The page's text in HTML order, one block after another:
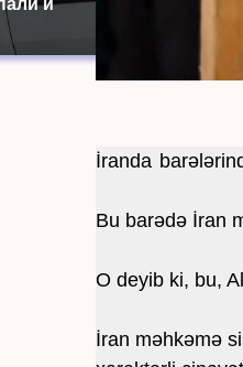
и
İranda
Bu barədə İran
O deyib ki, bu,
İran məhkəmə